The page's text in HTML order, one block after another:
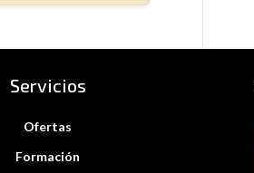
Servicios
Ofertas
Formación